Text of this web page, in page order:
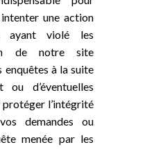
une action
ayant violé les
de notre site
enquêtes à la suite
d’éventuelles
l’intégrité
demandes ou
menée par les